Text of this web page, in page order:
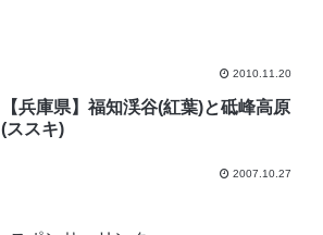
2010.11.20
【兵庫県】福知渓谷(紅葉)と砥峰高原
(ススキ)
2007.10.27